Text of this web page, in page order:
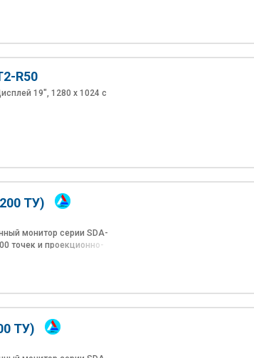
склейкой(Optical
R50
19", 1280 х 1024 с
ТУ)
монитор серии SDA-
точек и проекционно-
1200 кд/м2 c
ТУ)